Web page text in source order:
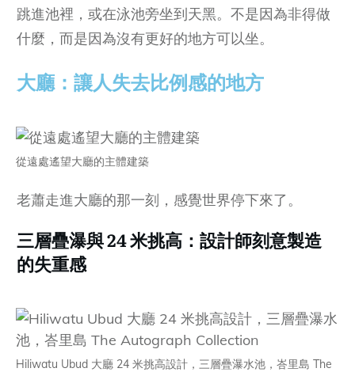
跳進池裡，或在泳池旁坐到天黑。不是因為非得做
什麼，而是因為沒有更好的地方可以坐。
大廳：讓人失去比例感的地方
從遠處遙望大廳的主體建築
老蕭走進大廳的那一刻，感覺世界停下來了。
三層疊瀑與 24 米挑高：設計師刻意製造
的失重感
Hiliwatu Ubud 大廳 24 米挑高設計，三層疊瀑水池，峇里島 The